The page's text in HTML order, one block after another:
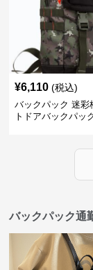
¥6,110 (税込)
バックパック 迷彩
トドアバックパッ
バックパック通